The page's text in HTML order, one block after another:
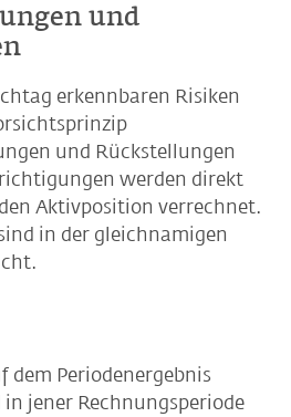
und
erkennbaren Risiken
und Rückstellungen
werden direkt
Aktivposition verrechnet.
in der gleichnamigen
dem Periodenergebnis
jener Rechnungsperiode